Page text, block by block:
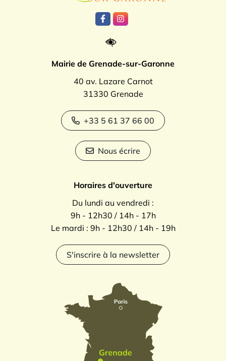
Lien vers le compte Facebook
Lien vers le compte
Mairie de Grenade-sur-Garonne
40 av. Lazare Carnot
31330 Grenade
+33 5 61 37 66 00
Nous écrire
Horaires d'ouverture
Du lundi au vendredi :
9h - 12h30 / 14h - 17h
Le mardi : 9h - 12h30 / 14h - 19h
S'inscrire à la newsletter